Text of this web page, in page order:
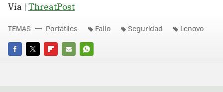
Vía | ThreatPost
FACEBOOK
TWITTERFLIPBOARD
E-
WHATSAPP
TEMAS Portátiles Fallo Seguridad Lenovo